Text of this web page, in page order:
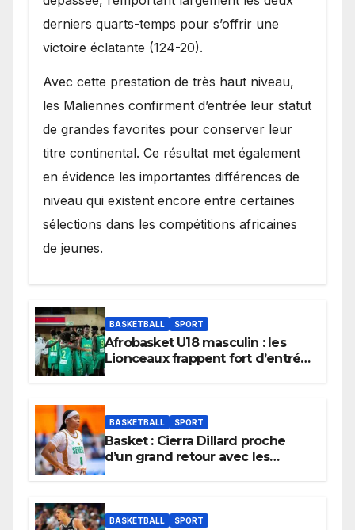
derniers quarts-temps pour s’offrir une
victoire éclatante (124-20).
Avec cette prestation de très haut niveau,
les Maliennes confirment d’entrée leur statut
de grandes favorites pour conserver leur
titre continental. Ce résultat met également
en évidence les importantes différences de
niveau qui existent encore entre certaines
sélections dans les compétitions africaines
de jeunes.
BASKETBALL SPORT
Afrobasket U18 masculin : les
Lionceaux frappent fort d’entrée
BASKETBALL SPORT
Basket : Cierra Dillard proche
d’un grand retour avec les
BASKETBALL SPORT